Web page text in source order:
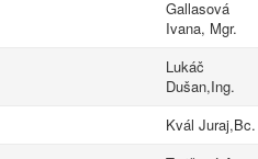
Gallasová
Ivana, Mgr.
Lukáč
Dušan,Ing.
Kvál Juraj,Bc.